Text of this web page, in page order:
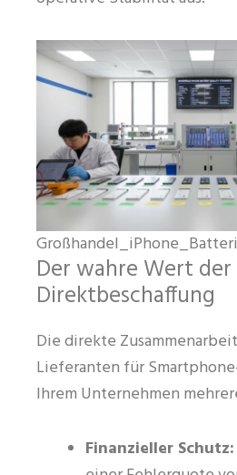
Der wahre Wert der
Direktbeschaffung
Die direkte
Lieferanten für
Ihrem Unternehmen
Finanzieller Schutz: